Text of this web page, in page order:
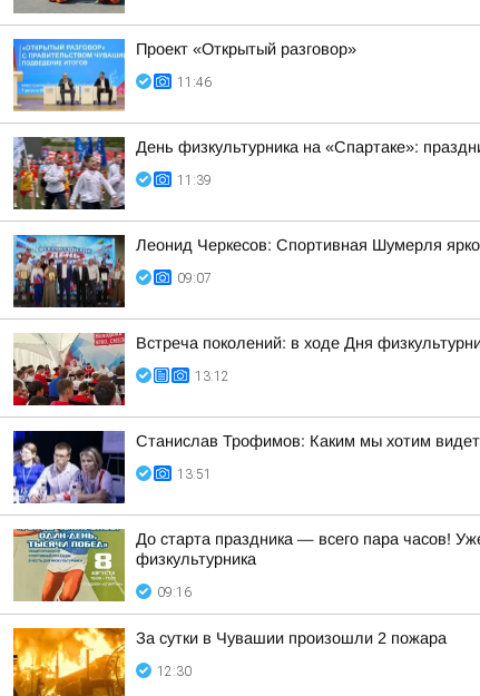
Проект «Открытый разговор»
11:46
День физкультурника на «Спартаке»:
11:39
Леонид Черкесов: Спортивная Шумерля
09:07
Встреча поколений: в ходе Дня
13:12
Станислав Трофимов: Каким мы хотим
13:51
До старта праздника — всего пара часов!
физкультурника
09:16
За сутки в Чувашии произошли 2 пожара
12:30